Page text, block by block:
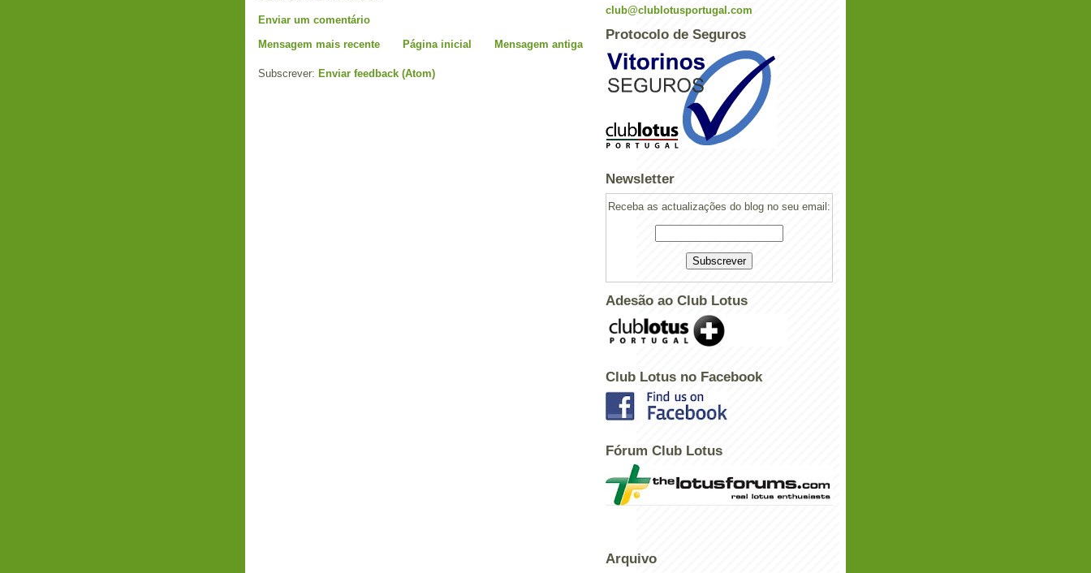
Enviar um comentário
Mensagem mais recente
Mensagem antiga
Página inicial
Subscrever: Enviar feedback (Atom)
club@clublotusportugal.com
Protocolo de Seguros
Newsletter
Receba as actualizações do blog no seu email:
Adesão ao Club Lotus
Club Lotus no Facebook
Fórum Club Lotus
Arquivo